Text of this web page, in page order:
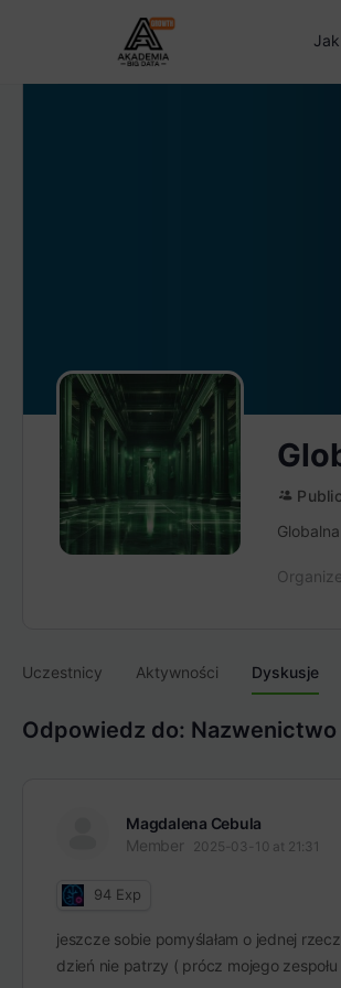
Jak
Public
Uczestnicy Aktywności Dyskusje
Odpowiedz do:
Magdalena Cebula
Member
2025-03-10 at 21:31
94 Exp
jeszcze sobie pomyślałam o jednej
dzień nie patrzy ( prócz mojego zespołu